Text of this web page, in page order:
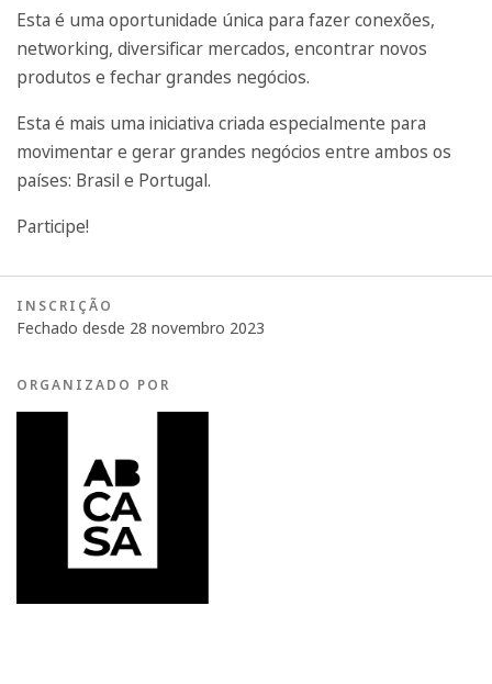
Esta é uma oportunidade única para fazer conexões,
networking, diversificar mercados, encontrar novos
produtos e fechar grandes negócios.
Esta é mais uma iniciativa criada especialmente para
movimentar e gerar grandes negócios entre ambos os
países: Brasil e Portugal.
Participe!
INSCRIÇÃO
Fechado desde 28 novembro 2023
ORGANIZADO POR